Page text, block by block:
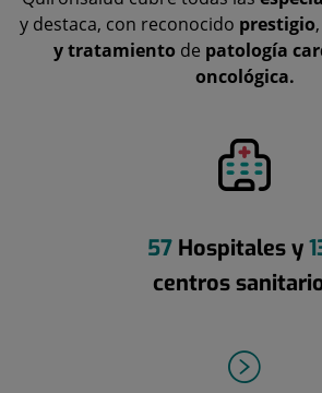
y destaca, con reconocido prestigio
y tratamiento de patología
oncológica.
57Hospitales y
centros